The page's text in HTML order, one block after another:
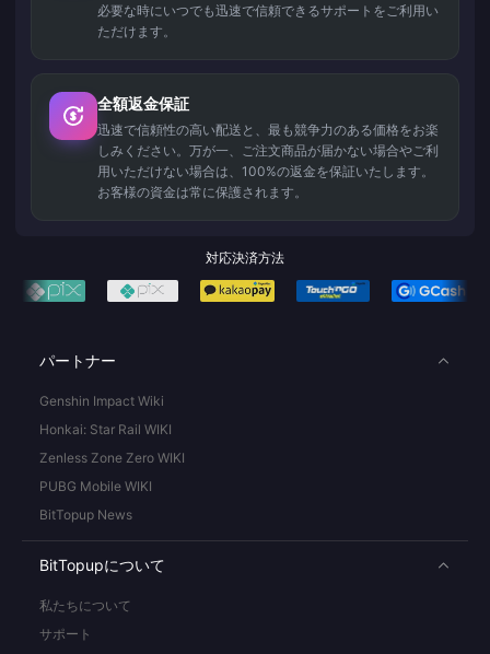
必要な時にいつでも迅速で信頼できるサポートをご利用い
ただけます。
全額返金保証
迅速で信頼性の高い配送と、最も競争力のある価格をお楽
しみください。万が一、ご注文商品が届かない場合やご利
用いただけない場合は、100%の返金を保証いたします。
お客様の資金は常に保護されます。
対応決済方法
パートナー
Genshin Impact Wiki
Honkai: Star Rail WIKI
Zenless Zone Zero WIKI
PUBG Mobile WIKI
BitTopup News
BitTopupについて
私たちについて
サポート